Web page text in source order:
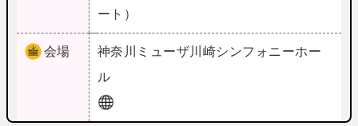
ート）
会場 神奈川
ミューザ川崎シンフォニーホー
ル